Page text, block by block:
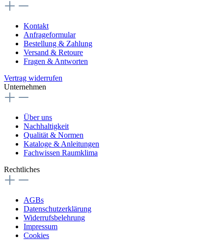
Kontakt
Anfrageformular
Bestellung & Zahlung
Versand & Retoure
Fragen & Antworten
Vertrag widerrufen
Unternehmen
Über uns
Nachhaltigkeit
Qualität & Normen
Kataloge & Anleitungen
Fachwissen Raumklima
Rechtliches
AGBs
Datenschutzerklärung
Widerrufsbelehrung
Impressum
Cookies